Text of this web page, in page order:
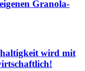
Granola-
wird mit